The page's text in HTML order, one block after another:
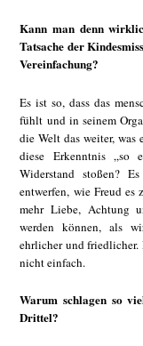
Kann man denn
Tatsache der
Vereinfachung?
Es ist so, dass das
fühlt und in seinem
die Welt das weiter, was
diese Erkenntnis „so
Widerstand stoßen?
entwerfen, wie Freud
mehr Liebe, Achtung
werden können, als
ehrlicher und friedlicher.
nicht einfach.
Warum schlagen so
Drittel?